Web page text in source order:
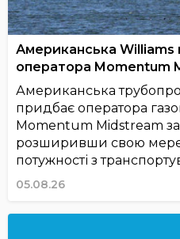
Американська Williams
оператора Momentum
Американська
придбає оператора
Momentum Midstream
розширивши свою
потужності з
05.08.26